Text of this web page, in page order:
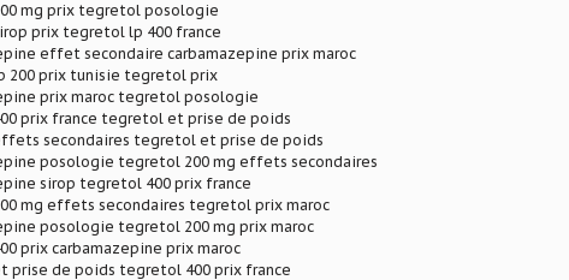
mg prix tegretol posologie
prix tegretol lp 400 france
effet secondaire carbamazepine prix maroc
200 prix tunisie tegretol prix
prix maroc tegretol posologie
prix france tegretol et prise de poids
secondaires tegretol et prise de poids
posologie tegretol 200 mg effets secondaires
sirop tegretol 400 prix france
mg effets secondaires tegretol prix maroc
posologie tegretol 200 mg prix maroc
prix carbamazepine prix maroc
prise de poids tegretol 400 prix france